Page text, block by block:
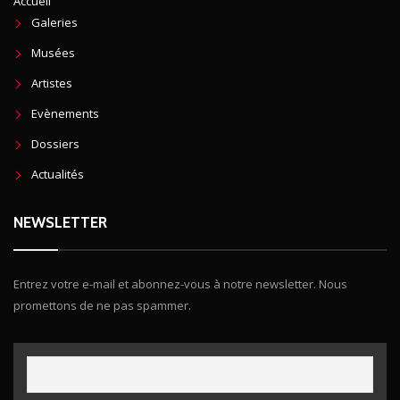
Galeries
Musées
Artistes
Evènements
Dossiers
Actualités
NEWSLETTER
Entrez votre e-mail et abonnez-vous à notre newsletter. Nous
promettons de ne pas spammer.